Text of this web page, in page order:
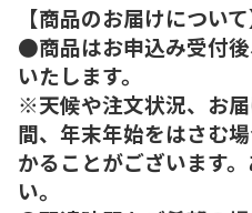
【商品のお届けについて
●商品はお申込み受付
いたします。
※天候や注文状況、お
間、年末年始をはさむ
かることがございます
い。